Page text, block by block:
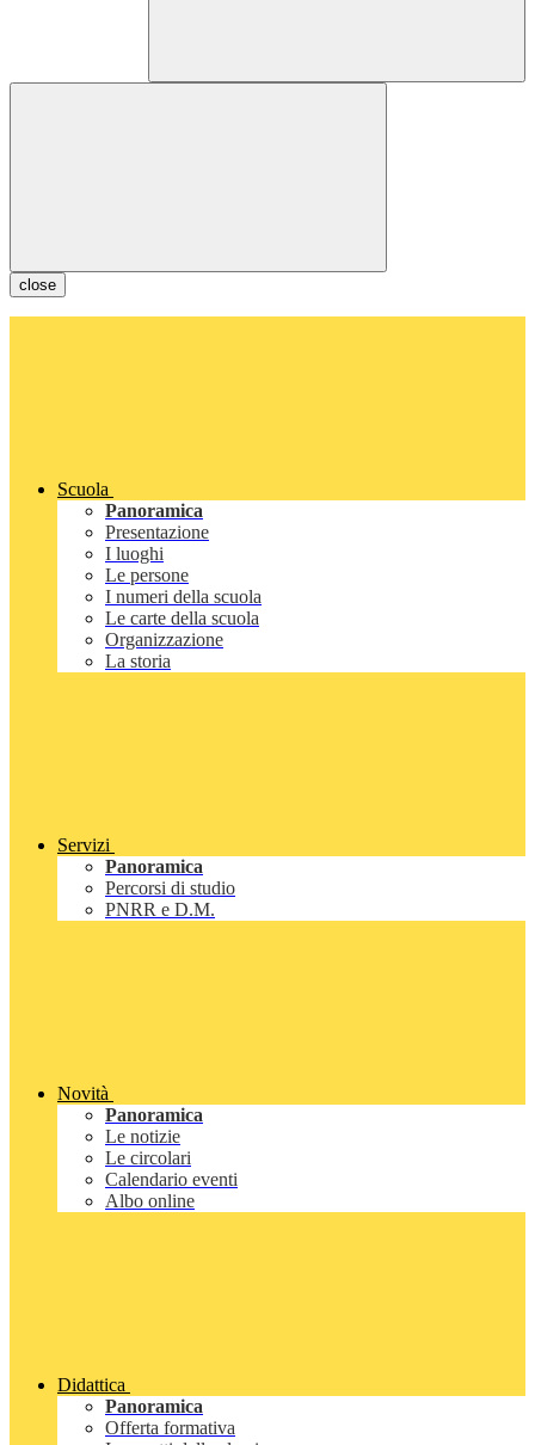
close
Scuola
Panoramica
Presentazione
I luoghi
Le persone
I numeri della scuola
Le carte della scuola
Organizzazione
La storia
Servizi
Panoramica
Percorsi di studio
PNRR e D.M.
Novità
Panoramica
Le notizie
Le circolari
Calendario eventi
Albo online
Didattica
Panoramica
Offerta formativa